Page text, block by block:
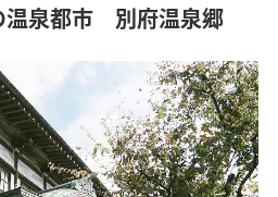
温泉都市 別府温泉郷